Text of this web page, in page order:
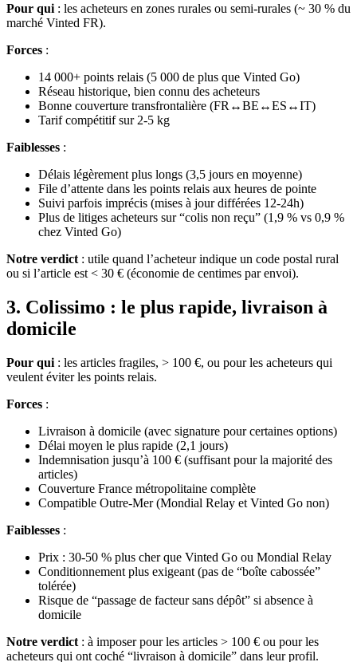
Pour qui : les acheteurs en zones rurales ou semi-rurales (~ 30 % du
marché Vinted FR).
Forces :
14 000+ points relais (5 000 de plus que Vinted Go)
Réseau historique, bien connu des acheteurs
Bonne couverture transfrontalière (FR↔BE↔ES↔IT)
Tarif compétitif sur 2-5 kg
Faiblesses :
Délais légèrement plus longs (3,5 jours en moyenne)
File d’attente dans les points relais aux heures de pointe
Suivi parfois imprécis (mises à jour différées 12-24h)
Plus de litiges acheteurs sur “colis non reçu” (1,9 % vs 0,9 %
chez Vinted Go)
Notre verdict : utile quand l’acheteur indique un code postal rural
ou si l’article est < 30 € (économie de centimes par envoi).
3. Colissimo : le plus rapide, livraison à
domicile
Pour qui : les articles fragiles, > 100 €, ou pour les acheteurs qui
veulent éviter les points relais.
Forces :
Livraison à domicile (avec signature pour certaines options)
Délai moyen le plus rapide (2,1 jours)
Indemnisation jusqu’à 100 € (suffisant pour la majorité des
articles)
Couverture France métropolitaine complète
Compatible Outre-Mer (Mondial Relay et Vinted Go non)
Faiblesses :
Prix : 30-50 % plus cher que Vinted Go ou Mondial Relay
Conditionnement plus exigeant (pas de “boîte cabossée”
tolérée)
Risque de “passage de facteur sans dépôt” si absence à
domicile
Notre verdict : à imposer pour les articles > 100 € ou pour les
acheteurs qui ont coché “livraison à domicile” dans leur profil.